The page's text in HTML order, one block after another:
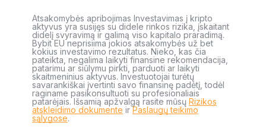
Atsakomybės apribojimas Investavimas į kripto
aktyvus yra susijęs su didele rinkos rizika, įskaitant
didelį svyravimą ir galimą viso kapitalo praradimą.
Bybit EU neprisiima jokios atsakomybės už bet
kokius investavimo rezultatus. Nieko, kas čia
pateikta, negalima laikyti finansine rekomendacija,
patarimu ar siūlymu pirkti, parduoti ar laikyti
skaitmeninius aktyvus. Investuotojai turėtų
savarankiškai įvertinti savo finansinę padėtį, todėl
raginame pasikonsultuoti su profesionaliais
patarėjais. Išsamią apžvalgą rasite mūsų Rizikos
atskleidimo dokumente irPaslaugų teikimo
sąlygose.